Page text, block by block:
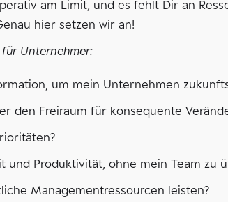
am Limit, und es fehlt Dir an
hier setzen wir an!
Unternehmer:
um mein Unternehmen
den Freiraum für konsequente
und Produktivität, ohne mein Team zu
Managementressourcen leisten?